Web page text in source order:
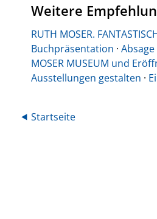
Weitere
RUTH MOSER.
Buchpräsentation ·
MOSER MUSEUM und
Ausstellungen gestalten ·
⯇ Startseite